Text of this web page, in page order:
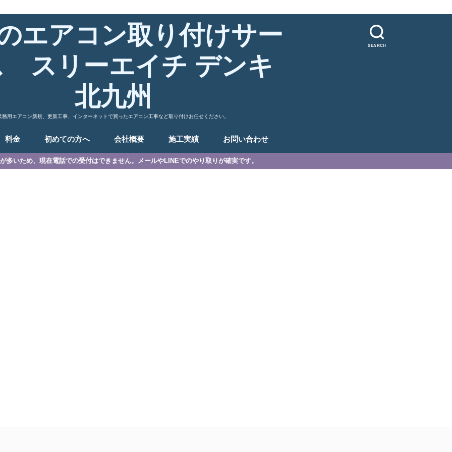
SEARCH
エアコン取り付けサー
スリーエイチ デンキ
北九州
務用エアコン新規、更新工事、インターネットで買ったエアコン工事など取り付けお任せください。
料金 初めての方へ 会社概要 施工実績 お問い合わせ
多いため、現在電話での受付はできません。メールやLINEでのやり取りが確実です。